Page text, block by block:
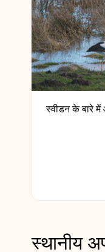
स्वीडन के बारे
स्थानीय